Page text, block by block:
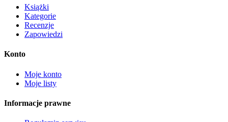
Książki
Kategorie
Recenzje
Zapowiedzi
Konto
Moje konto
Moje listy
Informacje prawne